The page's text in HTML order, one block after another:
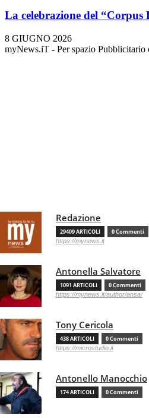
La celebrazione del “Corpus
8 GIUGNO 2026
myNews.iT - Per spazio Pubblicitario
Redazione
29409 ARTICOLI 0 Commenti
https://mynews.it
Antonella Salvatore
1091 ARTICOLI 0 Commenti
https://mynews.it/author/ansa/
Tony Cericola
438 ARTICOLI 0 Commenti
https://microstudio.it
Antonello Manocchio
174 ARTICOLI 0 Commenti